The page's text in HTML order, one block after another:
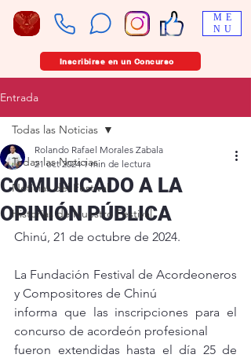
ME
NU
Inscribirse en un Concurso
Entrada
Todas las Noticias
Noticias del Festival
Historias de Nuestro Festival
Todas las Noticias
COMUNICADO A LA
OPINIÓN PÚBLICA
Rolando Rafael Morales Zabala
21 oct 2024 1 min de lectura
Chinú, 21 de octubre de 2024.
La Fundación Festival de Acordeoneros
y Compositores de Chinú
informa que las inscripciones para el
concurso de acordeón profesional
fueron extendidas hasta el día 25 de